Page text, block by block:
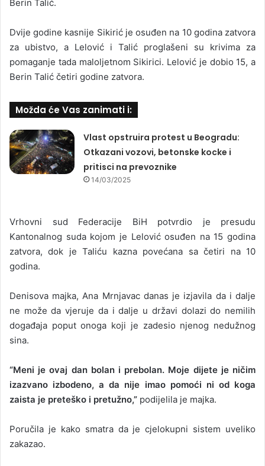
Berin Talić.
Dvije godine kasnije Sikirić je osuđen na 10 godina zatvora
za ubistvo, a Lelović i Talić proglašeni su krivima za
pomaganje tada maloljetnom Sikirici. Lelović je dobio 15, a
Berin Talić četiri godine zatvora.
Možda će Vas zanimati i:
Vlast opstruira protest u Beogradu:
Otkazani vozovi, betonske kocke i
pritisci na prevoznike
14/03/2025
Vrhovni sud Federacije BiH potvrdio je presudu
Kantonalnog suda kojom je Lelović osuđen na 15 godina
zatvora, dok je Taliću kazna povećana sa četiri na 10
godina.
Denisova majka, Ana Mrnjavac danas je izjavila da i dalje
ne može da vjeruje da i dalje u državi dolazi do nemilih
događaja poput onoga koji je zadesio njenog nedužnog
sina.
“Meni je ovaj dan bolan i prebolan. Moje dijete je ničim
izazvano izbodeno, a da nije imao pomoći ni od koga
zaista je preteško i pretužno,” podijelila je majka.
Poručila je kako smatra da je cjelokupni sistem uveliko
zakazao.